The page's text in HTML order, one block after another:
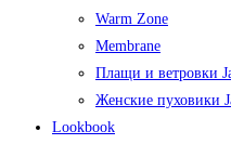
Warm Zone
Membrane
Плащи и ветровки
Женские пуховики
Lookbook